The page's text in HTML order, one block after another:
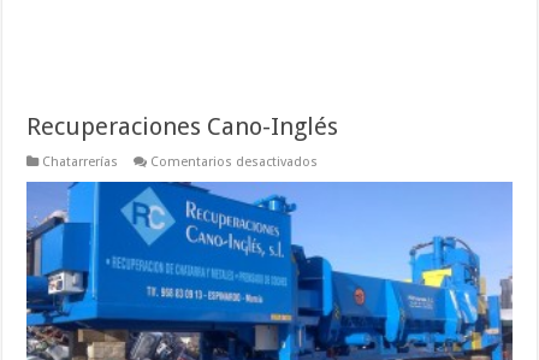
Recuperaciones Cano-Inglés
Chatarrerías Comentarios desactivados